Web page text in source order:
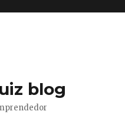
blog